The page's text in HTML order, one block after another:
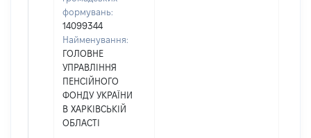
формувань:
14099344
Найменування:
ГОЛОВНЕ
УПРАВЛІННЯ
ПЕНСІЙНОГО
ФОНДУ УКРАЇНИ
В ХАРКІВСЬКІЙ
ОБЛАСТІ